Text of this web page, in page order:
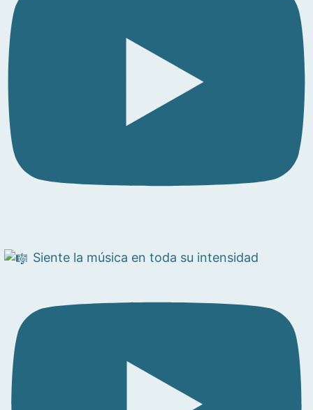
Siente la música en toda su intensidad